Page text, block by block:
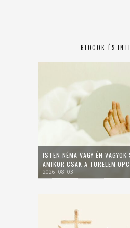
BLOGOK ÉS
ISTEN NÉMA VAGY ÉN VAGYOK
AMIKOR CSAK A TÜRELEM
2026. 08. 03.